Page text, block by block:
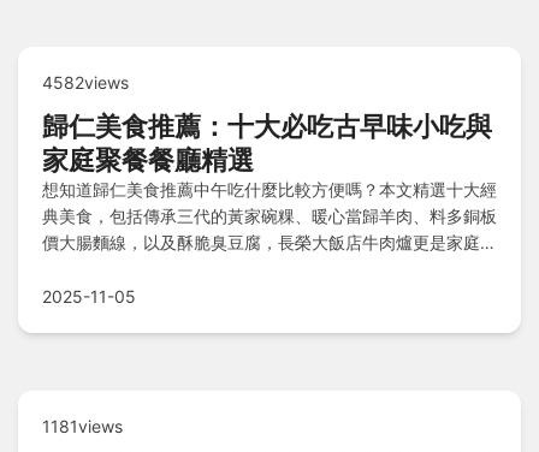
4582views
歸仁美食推薦：十大必吃古早味小吃與
家庭聚餐餐廳精選
想知道歸仁美食推薦中午吃什麼比較方便嗎？本文精選十大經
典美食，包括傳承三代的黃家碗粿、暖心當歸羊肉、料多銅板
價大腸麵線，以及酥脆臭豆腐，長榮大飯店牛肉爐更是家庭聚
和必吃特色小吃疑問，一次滿足味蕾與行程需求！
2025-11-05
1181views